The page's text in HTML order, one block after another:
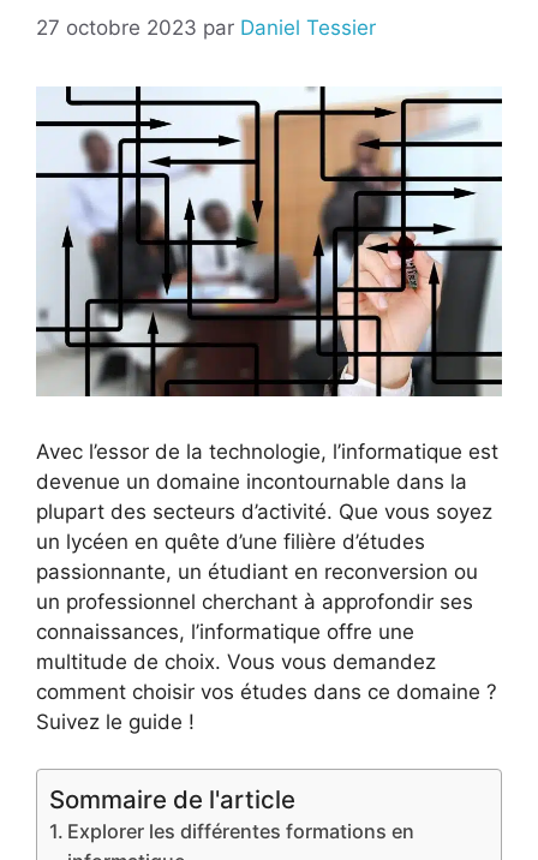
27 octobre 2023 par Daniel Tessier
Avec l’essor de la technologie, l’informatique est
devenue un domaine incontournable dans la
plupart des secteurs d’activité. Que vous soyez
un lycéen en quête d’une filière d’études
passionnante, un étudiant en reconversion ou
un professionnel cherchant à approfondir ses
connaissances, l’informatique offre une
multitude de choix. Vous vous demandez
comment choisir vos études dans ce domaine ?
Suivez le guide !
Sommaire de l'article
Explorer les différentes formations en